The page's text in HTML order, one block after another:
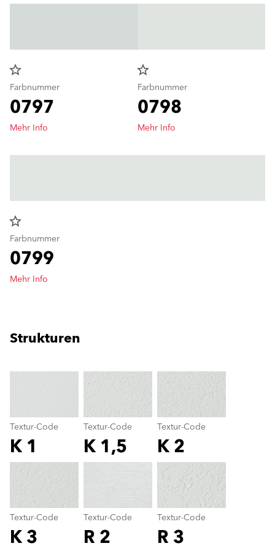
star_border
Farbnummer
0797
Mehr Info
star_border
Farbnummer
0798
Mehr Info
star_border
Farbnummer
0799
Mehr Info
Strukturen
Textur-Code
K 1
Textur-Code
K 1,5
Textur-Code
K 2
Textur-Code
K 3
Textur-Code
R 2
Textur-Code
R 3
Textur-Code
color_name